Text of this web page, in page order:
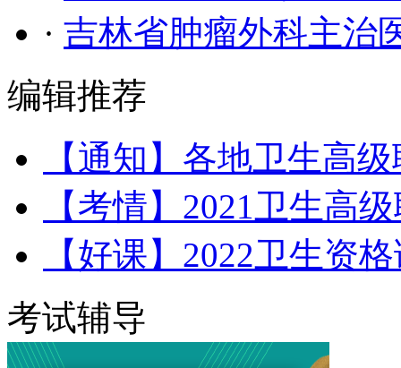
· 吉林省肿瘤外科主治
编辑推荐
【通知】各地卫生高
【考情】2021卫生高
【好课】2022卫生资
考试辅导